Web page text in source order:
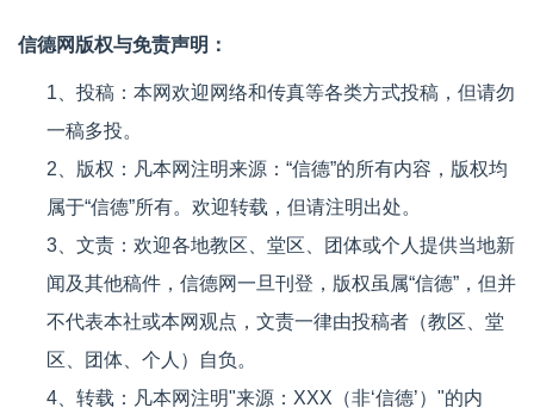
信德网版权与免责声明：
1、投稿：本网欢迎网络和传真等各类方式投稿，但请勿
一稿多投。
2、版权：凡本网注明来源：“信德”的所有内容，版权均
属于“信德”所有。欢迎转载，但请注明出处。
3、文责：欢迎各地教区、堂区、团体或个人提供当地新
闻及其他稿件，信德网一旦刊登，版权虽属“信德”，但并
不代表本社或本网观点，文责一律由投稿者（教区、堂
区、团体、个人）自负。
4、转载：凡本网注明"来源：XXX（非‘信德’）"的内